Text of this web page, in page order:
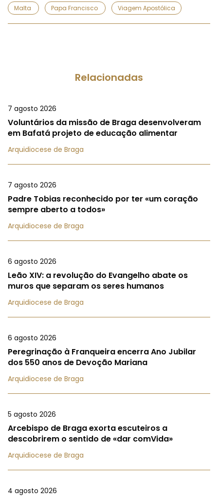
Malta Papa Francisco Viagem Apostólica
Relacionadas
7 agosto 2026
Voluntários da missão de Braga desenvolveram
em Bafatá projeto de educação alimentar
Arquidiocese de Braga
7 agosto 2026
Padre Tobias reconhecido por ter «um coração
sempre aberto a todos»
Arquidiocese de Braga
6 agosto 2026
Leão XIV: a revolução do Evangelho abate os
muros que separam os seres humanos
Arquidiocese de Braga
6 agosto 2026
Peregrinação à Franqueira encerra Ano Jubilar
dos 550 anos de Devoção Mariana
Arquidiocese de Braga
5 agosto 2026
Arcebispo de Braga exorta escuteiros a
descobrirem o sentido de «dar comVida»
Arquidiocese de Braga
4 agosto 2026